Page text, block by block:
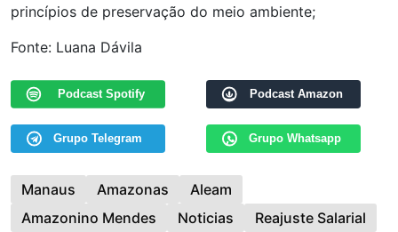
princípios de preservação do meio ambiente;
Fonte: Luana Dávila
Podcast Spotify Podcast Amazon
Grupo Telegram Grupo Whatsapp
Manaus Amazonas
Aleam
Amazonino Mendes
Noticias
Reajuste Salarial